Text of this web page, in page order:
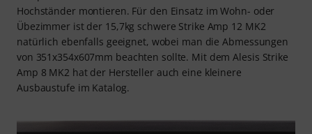
Hochständer montieren. Für den Einsatz im Wohn- oder
Übezimmer ist der 15,7kg schwere Strike Amp 12 MK2
natürlich ebenfalls geeignet, wobei man die Abmessungen
von 351x354x607mm beachten sollte. Mit dem Alesis Strike
Amp 8 MK2 hat der Hersteller auch eine kleinere
Ausbaustufe im Katalog.